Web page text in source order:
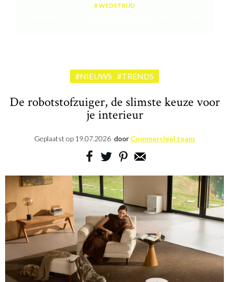
WEDSTRIJD
#NIEUWS #TRENDS
De robotstofzuiger, de slimste keuze voor
je interieur
Geplaatst op 19.07.2026 door Commercieel team